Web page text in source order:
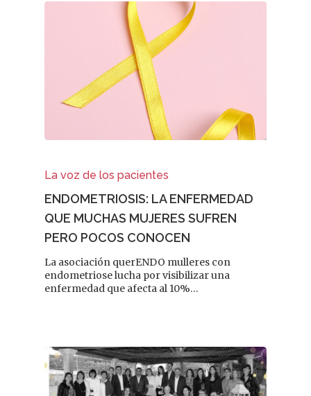
La voz de los pacientes
ENDOMETRIOSIS: LA ENFERMEDAD
QUE MUCHAS MUJERES SUFREN
PERO POCOS CONOCEN
La asociación querENDO mulleres con
endometriose lucha por visibilizar una
enfermedad que afecta al 10%…